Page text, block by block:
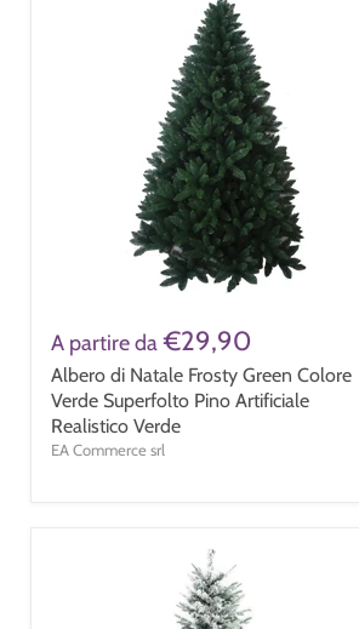
A partire da €29,90
Albero di Natale Frosty Green Colore
Verde Superfolto Pino Artificiale
Realistico Verde
EA Commerce srl